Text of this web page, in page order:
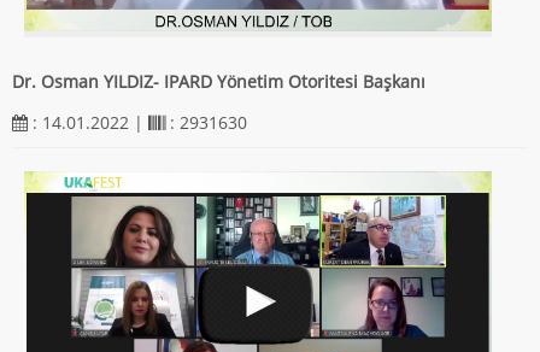
Dr. Osman YILDIZ- IPARD Yönetim Otoritesi Başkanı
: 14.01.2022 |
: 2931630